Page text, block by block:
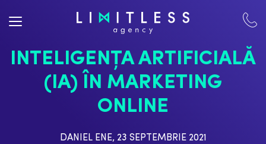
INTELIGENŢA ARTIFICIALĂ
(IA) ÎN MARKETING
ONLINE
DANIEL ENE, 23 SEPTEMBRIE 2021